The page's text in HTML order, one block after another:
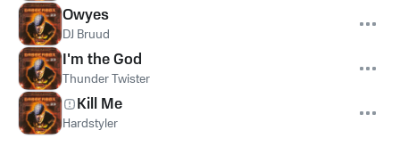
Owyes
DJ Bruud
I'm the God
Thunder Twister
Kill Me
Hardstyler